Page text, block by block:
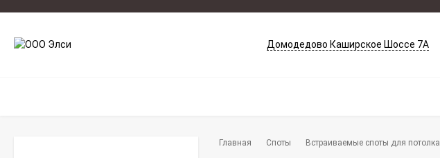
Домодедово Каширское Шоссе 7А
Главная Споты Встраиваемые споты для потолка